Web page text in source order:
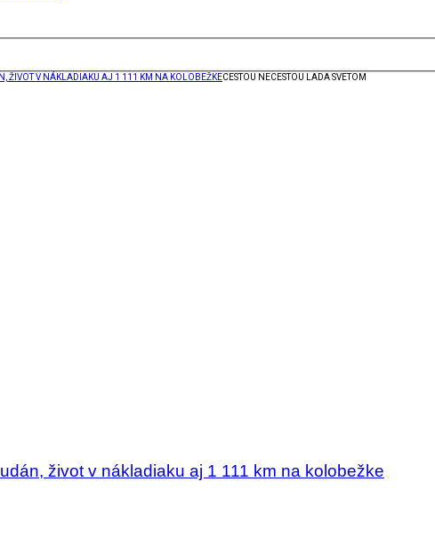
ŽIVOT V NÁKLADIAKU AJ 1 111 KM NA KOLOBEŽKECESTOU NECESTOU LADA SVETOM
život v nákladiaku aj 1 111 km na kolobežke